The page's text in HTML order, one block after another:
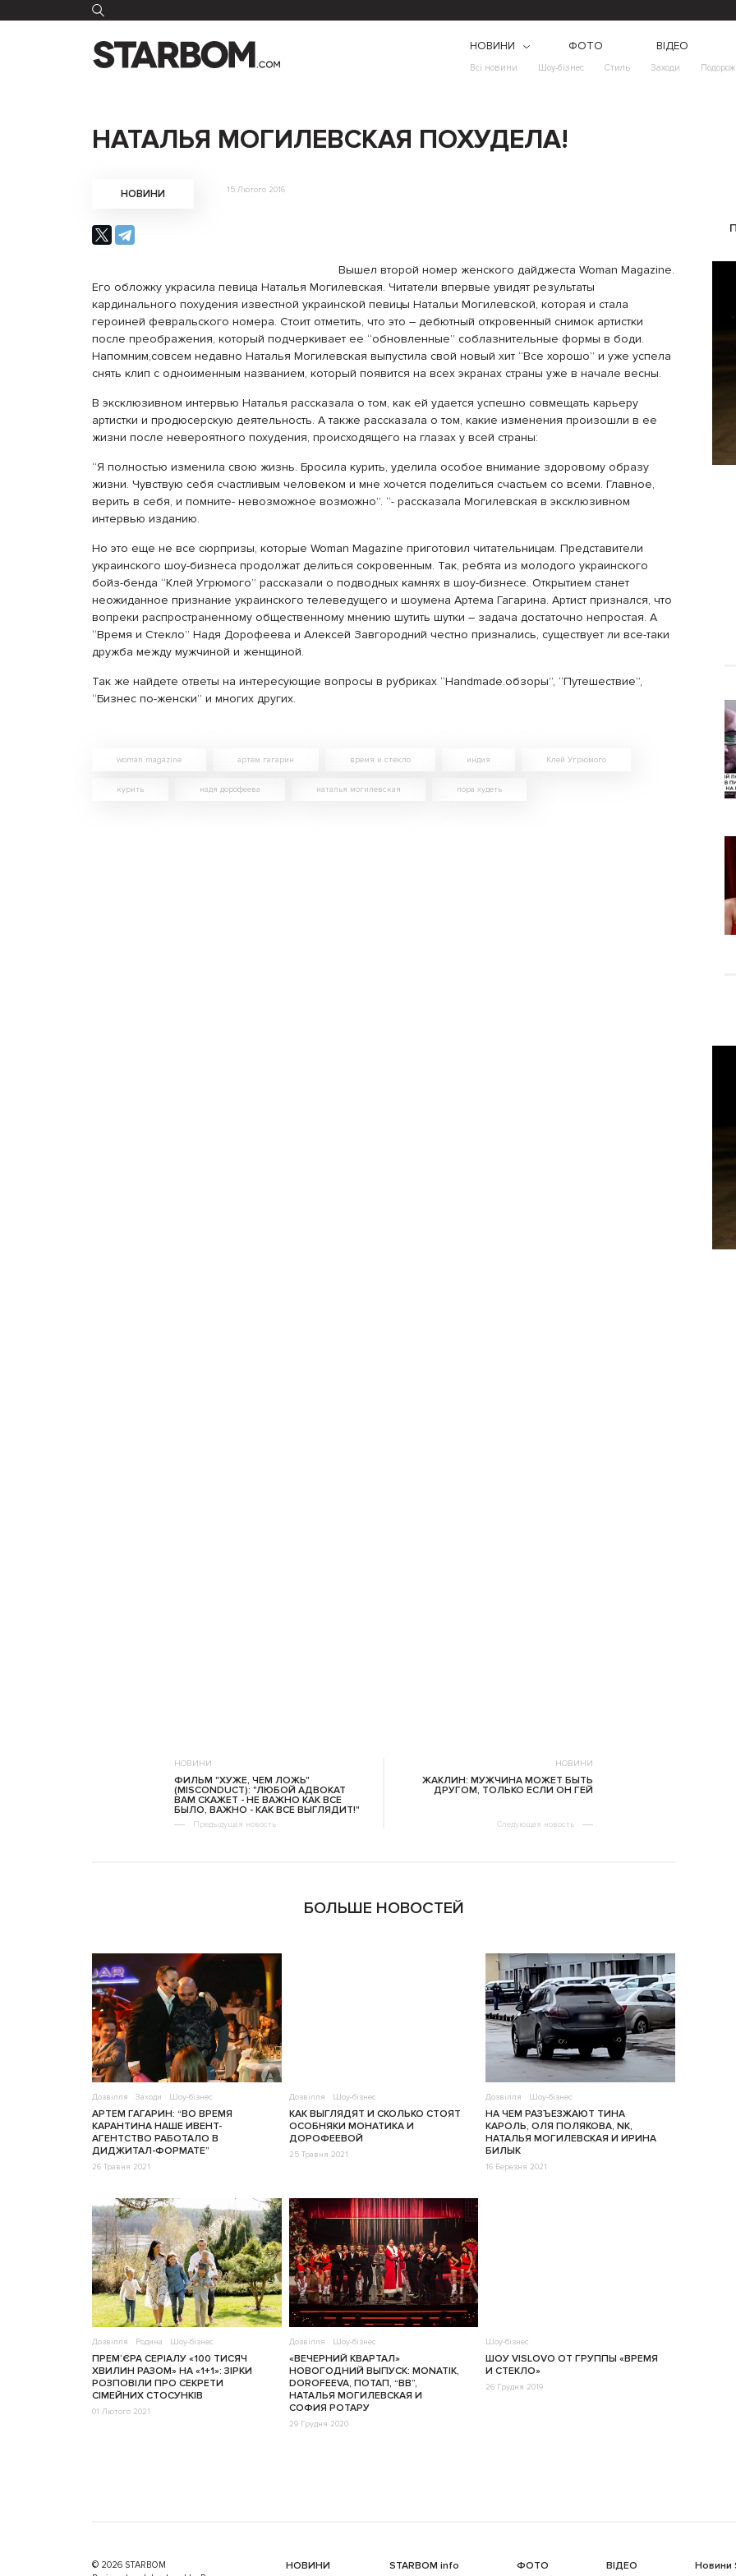
НОВИНИ
Всі новини Шоу-бізнес Стиль Заходи Подорожі
ФОТО ВІДЕО
НАТАЛЬЯ МОГИЛЕВСКАЯ ПОХУДЕЛА!
НОВИНИ 15 Лютого 2016
Вышел второй номер женского дайджеста Woman Magazine.
Его обложку украсила певица Наталья Могилевская. Читатели впервые увидят результаты
кардинального похудения известной украинской певицы Натальи Могилевской, которая и стала
героиней февральского номера. Стоит отметить, что это – дебютный откровенный снимок артистки
после преображения, который подчеркивает ее “обновленные” соблазнительные формы в боди.
Напомним,совсем недавно Наталья Могилевская выпустила свой новый хит “Все хорошо” и уже успела
снять клип с одноименным названием, который появится на всех экранах страны уже в начале весны.
В эксклюзивном интервью Наталья рассказала о том, как ей удается успешно совмещать карьеру
артистки и продюсерскую деятельность. А также рассказала о том, какие изменения произошли в ее
жизни после невероятного похудения, происходящего на глазах у всей страны:
“Я полностью изменила свою жизнь. Бросила курить, уделила особое внимание здоровому образу
жизни. Чувствую себя счастливым человеком и мне хочется поделиться счастьем со всеми. Главное,
верить в себя, и помните- невозможное возможно”. “- рассказала Могилевская в эксклюзивном
интервью изданию.
Но это еще не все сюрпризы, которые Woman Magazine приготовил читательницам. Представители
украинского шоу-бизнеса продолжат делиться сокровенным. Так, ребята из молодого украинского
бойз-бенда “Клей Угрюмого” рассказали о подводных камнях в шоу-бизнесе. Открытием станет
неожиданное признание украинского телеведущего и шоумена Артема Гагарина. Артист признался, что
вопреки распространенному общественному мнению шутить шутки – задача достаточно непростая. А
“Время и Стекло” Надя Дорофеева и Алексей Завгородний честно признались, существует ли все-таки
дружба между мужчиной и женщиной.
Так же найдете ответы на интересующие вопросы в рубриках “Handmade.обзоры”, “Путешествие”,
“Бизнес по-женски” и многих других.
woman magazine артем гагарин время и стекло индия Клей Угрюмого
курить надя дорофеева наталья могилевская пора худеть
НОВИНИ
ФИЛЬМ "ХУЖЕ, ЧЕМ ЛОЖЬ"
(MISCONDUCT): "ЛЮБОЙ АДВОКАТ
ВАМ СКАЖЕТ - НЕ ВАЖНО КАК ВСЕ
БЫЛО, ВАЖНО - КАК ВСЕ ВЫГЛЯДИТ!"
Предыдущая новость
НОВИНИ
ЖАКЛИН: МУЖЧИНА МОЖЕТ БЫТЬ
ДРУГОМ, ТОЛЬКО ЕСЛИ ОН ГЕЙ
Следующая новость
БОЛЬШЕ НОВОСТЕЙ
Дозвілля Заходи Шоу-бізнес
АРТЕМ ГАГАРИН: “ВО ВРЕМЯ
КАРАНТИНА НАШЕ ИВЕНТ-
АГЕНТСТВО РАБОТАЛО В
ДИДЖИТАЛ-ФОРМАТЕ”
26 Травня 2021
Дозвілля Шоу-бізнес
КАК ВЫГЛЯДЯТ И СКОЛЬКО СТОЯТ
ОСОБНЯКИ МОНАТИКА И
ДОРОФЕЕВОЙ
25 Травня 2021
Дозвілля Шоу-бізнес
НА ЧЕМ РАЗЪЕЗЖАЮТ ТИНА
КАРОЛЬ, ОЛЯ ПОЛЯКОВА, NK,
НАТАЛЬЯ МОГИЛЕВСКАЯ И ИРИНА
БИЛЫК
16 Березня 2021
Дозвілля Родина Шоу-бізнес
ПРЕМ’ЄРА СЕРІАЛУ «100 ТИСЯЧ
ХВИЛИН РАЗОМ» НА «1+1»: ЗІРКИ
РОЗПОВІЛИ ПРО СЕКРЕТИ
СІМЕЙНИХ СТОСУНКІВ
01 Лютого 2021
Дозвілля Шоу-бізнес
«ВЕЧЕРНИЙ КВАРТАЛ»
НОВОГОДНИЙ ВЫПУСК: MONATIK,
DOROFEEVA, ПОТАП, “ВВ”,
НАТАЛЬЯ МОГИЛЕВСКАЯ И
СОФИЯ РОТАРУ
29 Грудня 2020
Шоу-бізнес
ШОУ VISLOVO ОТ ГРУППЫ «ВРЕМЯ
И СТЕКЛО»
26 Грудня 2019
© 2026 STARBOM
НОВИНИ STARBOM info ФОТО ВІДЕО Новини